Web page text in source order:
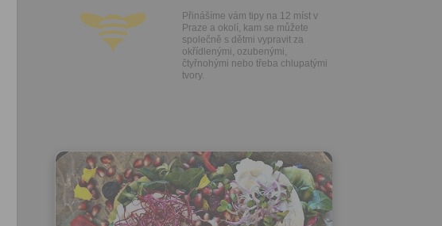
Přinášíme vám tipy na 12 míst v
Praze a okolí, kam se můžete
společně s dětmi vypravit za
okřídlenými, ozubenými,
čtyřnohými nebo třeba chlupatými
tvory.